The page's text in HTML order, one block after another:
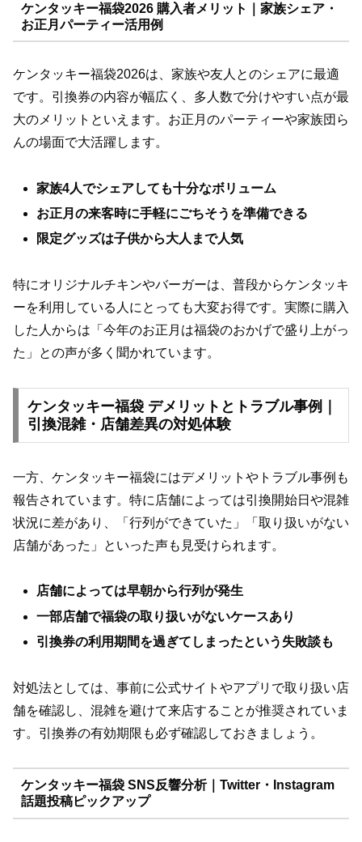
ケンタッキー福袋2026 購入者メリット｜家族シェア・
お正月パーティー活用例
ケンタッキー福袋2026は、家族や友人とのシェアに最適
です。引換券の内容が幅広く、多人数で分けやすい点が最
大のメリットといえます。お正月のパーティーや家族団ら
んの場面で大活躍します。
家族4人でシェアしても十分なボリューム
お正月の来客時に手軽にごちそうを準備できる
限定グッズは子供から大人まで人気
特にオリジナルチキンやバーガーは、普段からケンタッキ
ーを利用している人にとっても大変お得です。実際に購入
した人からは「今年のお正月は福袋のおかげで盛り上がっ
た」との声が多く聞かれています。
ケンタッキー福袋 デメリットとトラブル事例｜
引換混雑・店舗差異の対処体験
一方、ケンタッキー福袋にはデメリットやトラブル事例も
報告されています。特に店舗によっては引換開始日や混雑
状況に差があり、「行列ができていた」「取り扱いがない
店舗があった」といった声も見受けられます。
店舗によっては早朝から行列が発生
一部店舗で福袋の取り扱いがないケースあり
引換券の利用期間を過ぎてしまったという失敗談も
対処法としては、事前に公式サイトやアプリで取り扱い店
舗を確認し、混雑を避けて来店することが推奨されていま
す。引換券の有効期限も必ず確認しておきましょう。
ケンタッキー福袋 SNS反響分析｜Twitter・Instagram
話題投稿ピックアップ